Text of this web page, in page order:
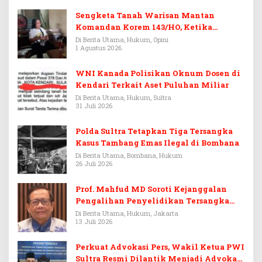
Sengketa Tanah Warisan Mantan
Komandan Korem 143/HO, Ketika
Warisan Menjadi Arena Pemerasan
Di Berita Utama, Hukum, Opini
1 Agustus 2026
WNI Kanada Polisikan Oknum Dosen di
Kendari Terkait Aset Puluhan Miliar
Di Berita Utama, Hukum, Sultra
31 Juli 2026
Polda Sultra Tetapkan Tiga Tersangka
Kasus Tambang Emas Ilegal di Bombana
Di Berita Utama, Bombana, Hukum
26 Juli 2026
Prof. Mahfud MD Soroti Kejanggalan
Pengalihan Penyelidikan Tersangka
Febrie Adriansyah
Di Berita Utama, Hukum, Jakarta
13 Juli 2026
Perkuat Advokasi Pers, Wakil Ketua PWI
Sultra Resmi Dilantik Menjadi Advokat